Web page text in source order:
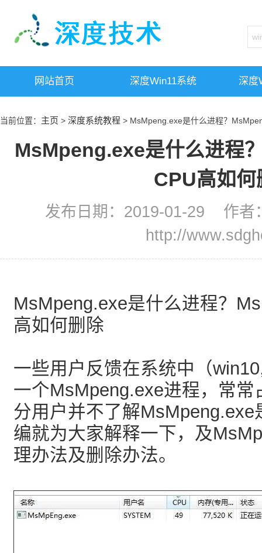
网站首页 深度win11系统 深度
当前位置： 主页 > 深度系统教程 > MsMpeng.exe是什么进程？
MsMpeng.exe是什么进程
CPU高如何
发布日期：2019-01-29 作
http://
MsMpeng.exe是什么进程？
高如何删除
一些用户反馈在系统中（
一个MsMpeng.exe进程，常
分用户并不了解
编就为大家解释一下，及
理办法及删除办法。